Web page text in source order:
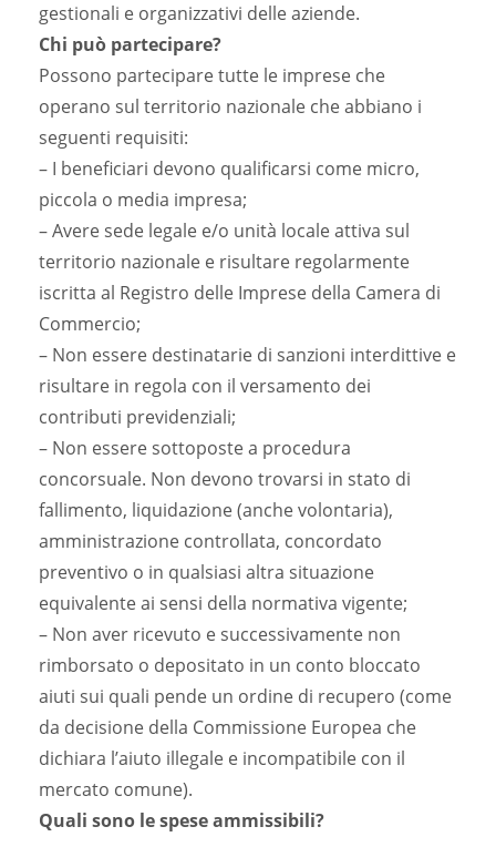
gestionali e organizzativi delle aziende.
Chi può partecipare?
Possono partecipare tutte le imprese che
operano sul territorio nazionale che abbiano i
seguenti requisiti:
– I beneficiari devono qualificarsi come micro,
piccola o media impresa;
– Avere sede legale e/o unità locale attiva sul
territorio nazionale e risultare regolarmente
iscritta al Registro delle Imprese della Camera di
Commercio;
– Non essere destinatarie di sanzioni interdittive e
risultare in regola con il versamento dei
contributi previdenziali;
– Non essere sottoposte a procedura
concorsuale. Non devono trovarsi in stato di
fallimento, liquidazione (anche volontaria),
amministrazione controllata, concordato
preventivo o in qualsiasi altra situazione
equivalente ai sensi della normativa vigente;
– Non aver ricevuto e successivamente non
rimborsato o depositato in un conto bloccato
aiuti sui quali pende un ordine di recupero (come
da decisione della Commissione Europea che
dichiara l’aiuto illegale e incompatibile con il
mercato comune).
Quali sono le spese ammissibili?